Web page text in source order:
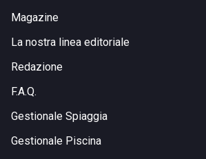
Magazine
La nostra linea editoriale
Redazione
F.A.Q.
Gestionale Spiaggia
Gestionale Piscina